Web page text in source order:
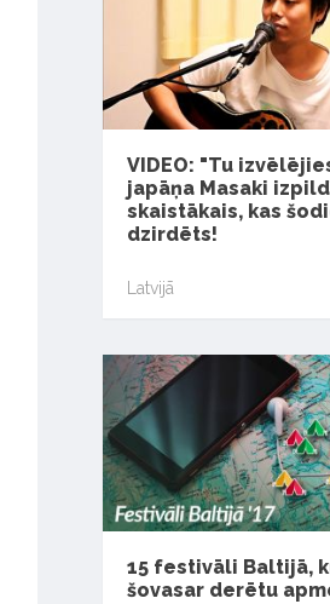
VIDEO: "Tu
japāņa Masaki
skaistākais, kas
dzirdēts!
Latvijā
15 festivāli Baltijā,
šovasar derētu